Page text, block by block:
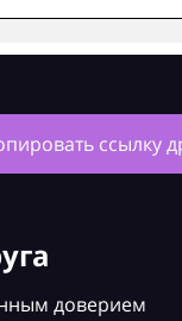
ссылку
доверием